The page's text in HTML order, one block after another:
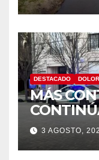
DESTACADO
MÁS
DE
3 AGOSTO,